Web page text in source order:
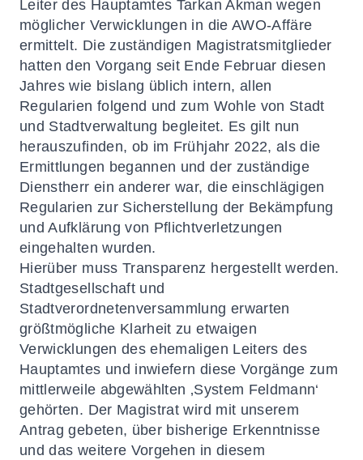
Leiter des Hauptamtes Tarkan Akman wegen
möglicher Verwicklungen in die AWO-Affäre
ermittelt. Die zuständigen Magistratsmitglieder
hatten den Vorgang seit Ende Februar diesen
Jahres wie bislang üblich intern, allen
Regularien folgend und zum Wohle von Stadt
und Stadtverwaltung begleitet. Es gilt nun
herauszufinden, ob im Frühjahr 2022, als die
Ermittlungen begannen und der zuständige
Dienstherr ein anderer war, die einschlägigen
Regularien zur Sicherstellung der Bekämpfung
und Aufklärung von Pflichtverletzungen
eingehalten wurden.
Hierüber muss Transparenz hergestellt werden.
Stadtgesellschaft und
Stadtverordnetenversammlung erwarten
größtmögliche Klarheit zu etwaigen
Verwicklungen des ehemaligen Leiters des
Hauptamtes und inwiefern diese Vorgänge zum
mittlerweile abgewählten ‚System Feldmann‘
gehörten. Der Magistrat wird mit unserem
Antrag gebeten, über bisherige Erkenntnisse
und das weitere Vorgehen in diesem